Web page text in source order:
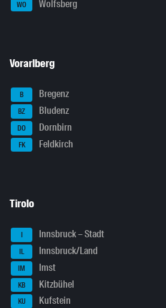
WO Wolfsberg
Vorarlberg
B Bregenz
BZ Bludenz
DO Dornbirn
FK Feldkirch
Tirolo
I Innsbruck – Stadt
IL Innsbruck/Land
IM Imst
KB Kitzbühel
KU Kufstein